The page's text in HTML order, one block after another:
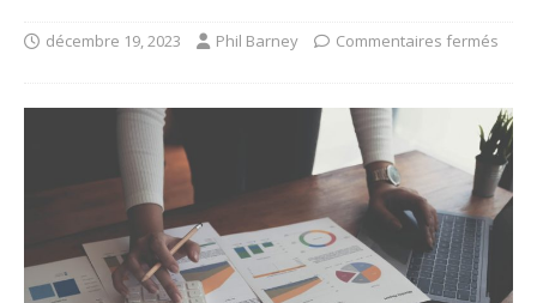
décembre 19, 2023 Phil Barney Commentaires fermés